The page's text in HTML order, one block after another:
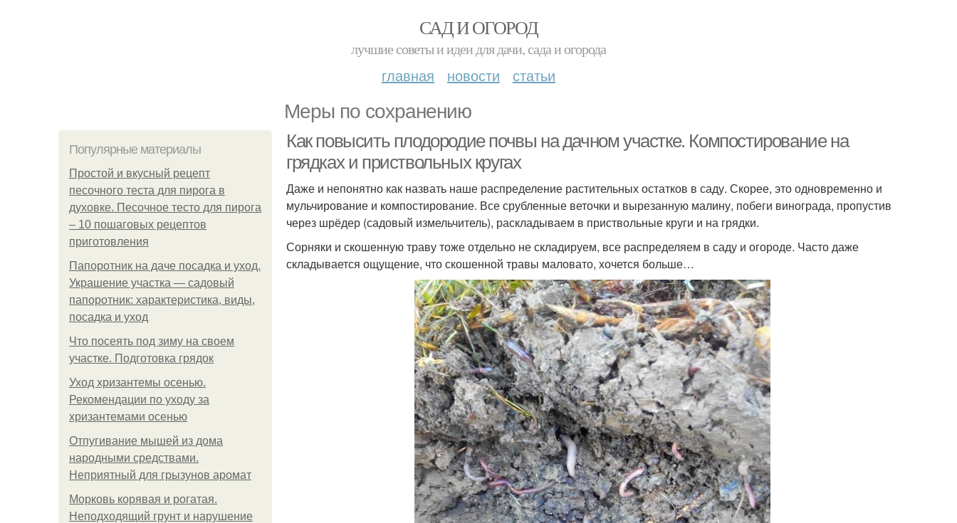
САД И ОГОРОД
лучшие советы и идеи для дачи, сада и огорода
главная новости статьи
Меры по сохранению
Популярные материалы
Простой и вкусный рецепт
песочного теста для пирога в
духовке. Песочное тесто для пирога
– 10 пошаговых рецептов
приготовления
Папоротник на даче посадка и уход.
Украшение участка — садовый
папоротник: характеристика, виды,
посадка и уход
Что посеять под зиму на своем
участке. Подготовка грядок
Уход хризантемы осенью.
Рекомендации по уходу за
хризантемами осенью
Отпугивание мышей из дома
народными средствами.
Неприятный для грызунов аромат
Морковь корявая и рогатая.
Неподходящий грунт и нарушение
Как повысить плодородие почвы на дачном участке. Компостирование на
грядках и приствольных кругах
Даже и непонятно как назвать наше распределение растительных остатков в саду. Скорее, это одновременно и
мульчирование и компостирование. Все срубленные веточки и вырезанную малину, побеги винограда, пропустив
через шрёдер (садовый измельчитель), раскладываем в приствольные круги и на грядки.
Сорняки и скошенную траву тоже отдельно не складируем, все распределяем в саду и огороде. Часто даже
складывается ощущение, что скошенной травы маловато, хочется больше…